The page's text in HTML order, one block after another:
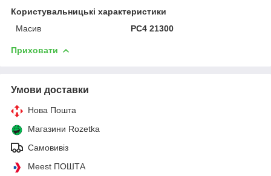
Користувальницькі характеристики
Масив
PC4 21300
Приховати
Умови доставки
Нова Пошта
Магазини Rozetka
Самовивіз
Meest ПОШТА